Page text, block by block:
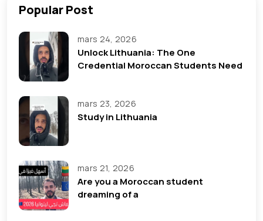
Popular Post
mars 24, 2026
Unlock Lithuania: The One
Credential Moroccan Students Need
mars 23, 2026
Study in Lithuania
mars 21, 2026
Are you a Moroccan student
dreaming of a